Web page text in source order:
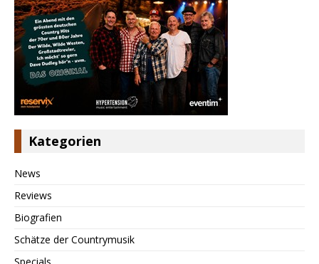
Kategorien
News
Reviews
Biografien
Schätze der Countrymusik